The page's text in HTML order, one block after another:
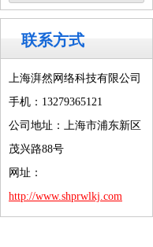
联系方式
上海湃然网络科技有限公司
手机：13279365121
公司地址：上海市浦东新区
茂兴路88号
网址：
http://www.shprwlkj.com